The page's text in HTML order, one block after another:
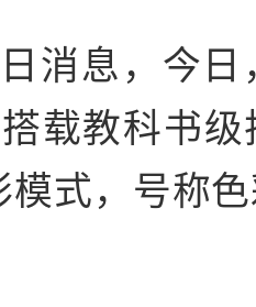
消息，今
载教科书
式，号称